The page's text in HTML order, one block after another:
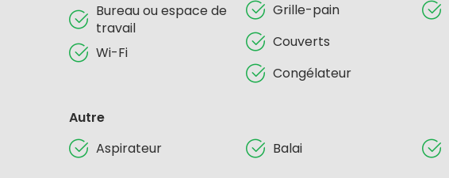
Bureau ou espace de
travail
Wi-Fi
Grille-pain
Couverts
Congélateur
Autre
Aspirateur
Balai